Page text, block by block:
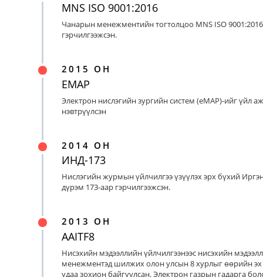
MNS ISO 9001:2016
Чанарын менежментийн тогтолцоо MNS ISO
гэрчилгээжсэн.
2015 ОН
EMAP
Электрон нислэгийн зургийн систем (eMAP)-ийг үйл
нэвтрүүлсэн
2014 ОН
ИНД-173
Нислэгийн журмын үйлчилгээ үзүүлэх эрх бүхий
дүрэм 173-аар гэрчилгээжсэн.
2013 ОН
AAITF8
Нисэхийн мэдээллийн үйлчилгээнээс нисэхийн
менежментэд шилжих олон улсын 8 хурлыг өөрийн
удаа зохион байгуулсан. Электрон газрын гадарга